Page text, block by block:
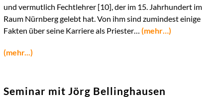
und vermutlich Fechtlehrer [10], der im 15. Jahrhundert im
Raum Nürnberg gelebt hat. Von ihm sind zumindest einige
Fakten über seine Karriere als Priester…(mehr…)
(mehr...)
Seminar mit Jörg Bellinghausen